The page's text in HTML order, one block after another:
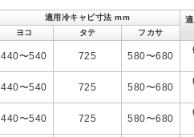
適用冷キャビ寸法 mm
ヨコ
タテ フカサ
440〜540 725 580〜680
440〜540 725 580〜680
440〜540 725 580〜680